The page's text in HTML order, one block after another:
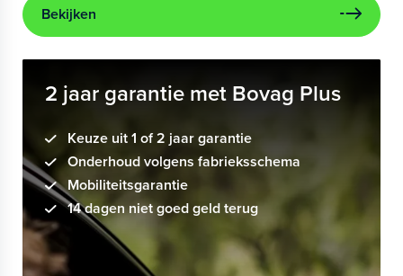
Bekijken
2 jaar garantie met Bovag Plus
Keuze uit 1 of 2 jaar garantie
Onderhoud volgens fabrieksschema
Mobiliteitsgarantie
14 dagen niet goed geld terug